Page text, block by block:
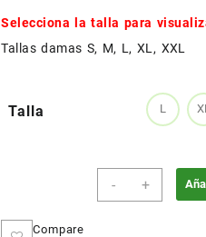
Selecciona la talla para
Tallas damas S, M, L, XL, XXL
Talla L
-
Turquesa
+
Compare